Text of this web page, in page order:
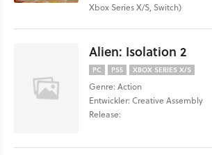
Xbox Series X/S, Switch)
Alien: Isolation 2
PC PS5 XBOX SERIES X/S
Genre: Action
Entwickler: Creative Assembly
Release: